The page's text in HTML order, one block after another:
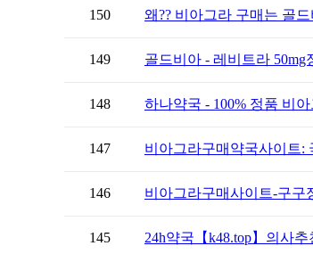
150 왜?? 비아그라 구매는 골
149 골드비아 - 레비트라
148 하나약국 - 100% 정품 비
147 비아그라구매약국사이트:
146 비아그라구매사이트-구구
145 24h약국【k48.tоp】의사